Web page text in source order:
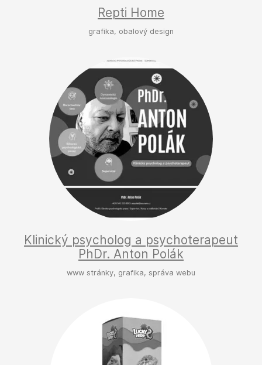
Repti Home
grafika, obalový design
Klinický psycholog a psychoterapeut
PhDr. Anton Polák
www stránky, grafika, správa webu